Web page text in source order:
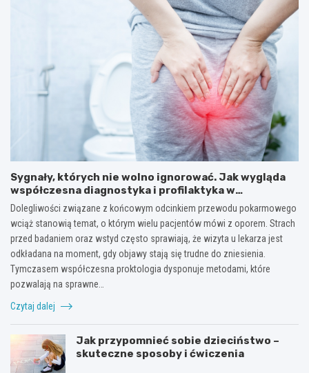
Sygnały, których nie wolno ignorować. Jak wygląda
współczesna diagnostyka i profilaktyka w
proktologii?
Dolegliwości związane z końcowym odcinkiem przewodu pokarmowego
wciąż stanowią temat, o którym wielu pacjentów mówi z oporem. Strach
przed badaniem oraz wstyd często sprawiają, że wizyta u lekarza jest
odkładana na moment, gdy objawy stają się trudne do zniesienia.
Tymczasem współczesna proktologia dysponuje metodami, które
pozwalają na sprawne…
Czytaj dalej
Jak przypomnieć sobie dzieciństwo –
skuteczne sposoby i ćwiczenia